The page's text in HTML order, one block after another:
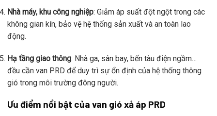
Nhà máy, khu công nghiệp: Giảm áp suất đột ngột trong các
không gian kín, bảo vệ hệ thống sản xuất và an toàn lao
động.
Hạ tầng giao thông: Nhà ga, sân bay, bến tàu điện ngầm…
đều cần van PRD để duy trì sự ổn định của hệ thống thông
gió trong môi trường đông người.
Ưu điểm nổi bật của van gió xả áp PRD